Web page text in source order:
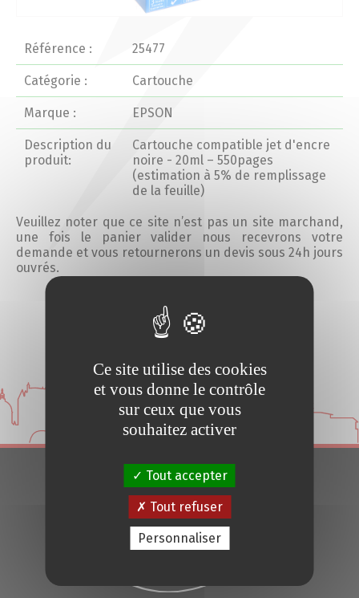
Produits
Professionnels
Particuliers
Catalogue
Analyse de vos besoins
Conseils et Astuces
Devis en 24H
Notre métier
Contact/magasins
Référence : 25477
Catégorie : Cartouche
Marque : EPSON
Description du
produit:
Cartouche compatible jet d'encre
noire - 20ml – 550pages
(estimation à 5% de remplissage
de la feuille)
Veuillez noter que ce site n’est pas un site marchand,
une fois le panier valider nous recevrons votre
demande et vous retournerons un devis sous 24h jours
ouvrés.
Ajouter au devis
Ce site utilise des cookies
et vous donne le contrôle
sur ceux que vous
souhaitez activer
Tout accepter
Tout refuser
Personnaliser